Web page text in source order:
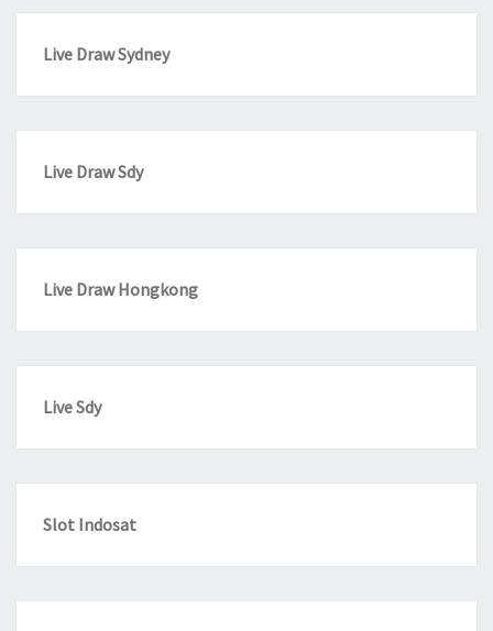
Live Draw Sydney
Live Draw Sdy
Live Draw Hongkong
Live Sdy
Slot Indosat